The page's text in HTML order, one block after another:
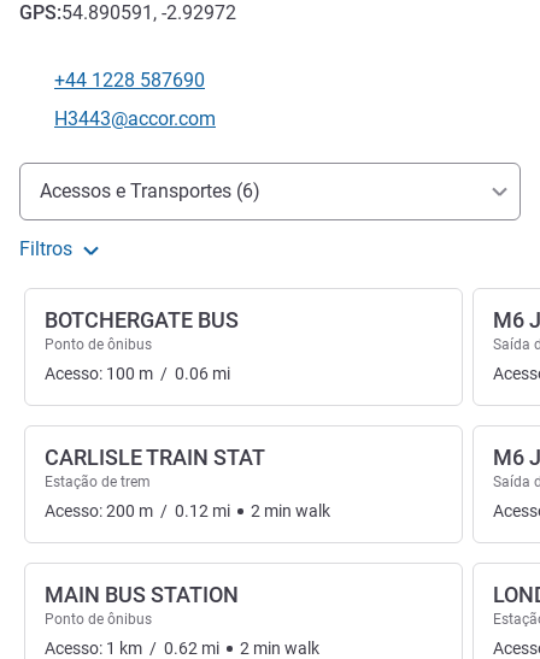
GPS:54.890591, -2.92972
Telefone
+44 1228 587690
E-mail de contacto
H3443@accor.com
Acesso e transporte
Acessos e Transportes (6)
Filtros
BOTCHERGATE BUS
Ponto de ônibus
Acesso: 100 m / 0.06 mi
CARLISLE TRAIN STAT
Estação de trem
Acesso:200 m / 0.12 mi 2 min walk
MAIN BUS STATION
Ponto de ônibus
Acesso: 1 km / 0.62 mi 2 min walk
M6
Saída
M6
Saída